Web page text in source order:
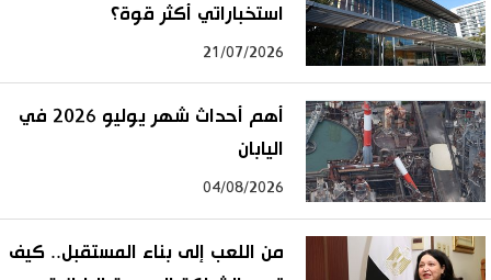
استخباراتي أكثر قوة؟
21/07/2026
أهم أحداث شهر يوليو 2026 في
اليابان
04/08/2026
من اللعب إلى بناء المستقبل.. كيف